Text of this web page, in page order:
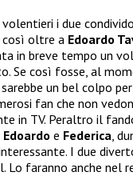
i due
oltre a Edoardo
in breve tempo un
Se così fosse, al
un bel colpo per
fan che non
in TV. Peraltro il
Edoardo e Federica ,
I due
Lo faranno anche nel